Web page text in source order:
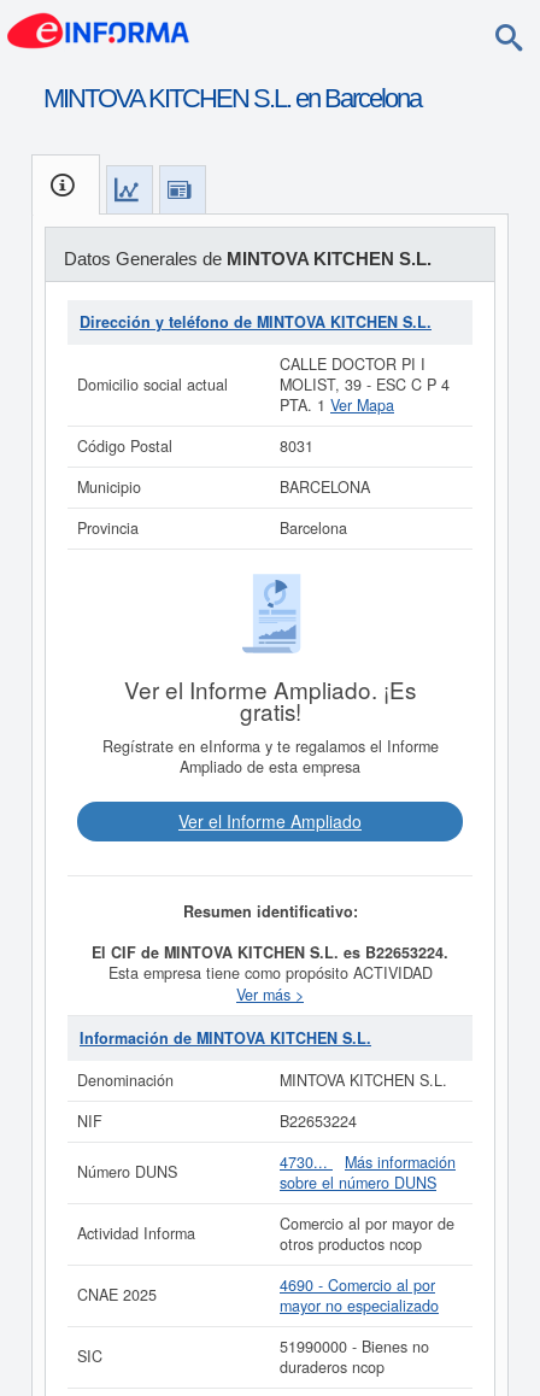
MINTOVA KITCHEN S.L. en Barcelona
Datos Generales de MINTOVA KITCHEN S.L.
Dirección y teléfono de MINTOVA KITCHEN S.L.
Domicilio social actual
CALLE DOCTOR PI I
MOLIST, 39 - ESC C P 4
PTA. 1 Ver Mapa
Código Postal
8031
Municipio
BARCELONA
Provincia
Barcelona
Ver el Informe Ampliado. ¡Es
gratis!
Regístrate en eInforma y te regalamos el Informe
Ampliado de esta empresa
Ver el Informe Ampliado
Resumen identificativo:
El CIF de MINTOVA KITCHEN S.L. es B22653224.
Esta empresa tiene como propósito ACTIVIDAD
PRINCIPAL: 4690 / COMERCIO AL POR MAYOR NO
ESPECIALIZADO y fue creada el día 25/06/2025. La
categoría CNAE en la que está dada de alta esta
especializado. Dentro de la Clasificación Industrial
número 51990000. La ficha ha sido consultada el
quiere consultar qué subvenciones puede llegar a pedir
esta empresa, puede hacerlo en esta misma web. El
patrimonio social de esta empresa es de 3.100 a 60.000
€. El BORME tiene publicados 3 actos y está afiliada al
Registro Mercantil de Barcelona.
Si está interesado en conocer más datos de la empresa
MINTOVA KITCHEN S.L. puedeacceder inmediatamente
de MINTOVA KITCHEN S.L. y
consultar los resultados de sus años de actividad, así
como los balances y cuentas de resultados disponibles.
Ver más >
Información de MINTOVA KITCHEN S.L.
Denominación
MINTOVA KITCHEN S.L.
NIF
B22653224
Número DUNS 4730...
Más información
sobre el número DUNS
Actividad Informa
Comercio al por mayor de
otros productos ncop
CNAE 2025
4690 - Comercio al por
mayor no especializado
SIC
51990000 - Bienes no
duraderos ncop